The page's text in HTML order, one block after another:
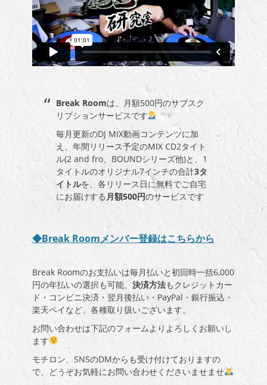
Break Roomは、月額500円のサブスク
リプションサービスです
毎月更新のDJ MIX動画コンテンツに加
え、年間リリース予定のMIX CD2タイト
ル(2 and fro、 BOUNDシリーズ他)と、 1
タイトルのオリジナル7インチの合計3タ
イトルを、各リリース日に無料でご自宅
にお届けする 月額500円のサービスです
◆Break Roomメンバー登録はこちらから
Break Roomのお支払いは毎月払いと初回時一括6,000
円の年払いの選択も可能、 決済方法もクレジットカー
ド・コンビニ決済・翌月後払い・PayPal・銀行振込・
楽天ペイなど、各種取り扱いございます。
お問い合わせは下記のフォームよりよろしくお願いし
ます
モチロン、SNSのDMからも受け付けておりますの
で、どうぞお気軽にお問い合わせくださいませませ